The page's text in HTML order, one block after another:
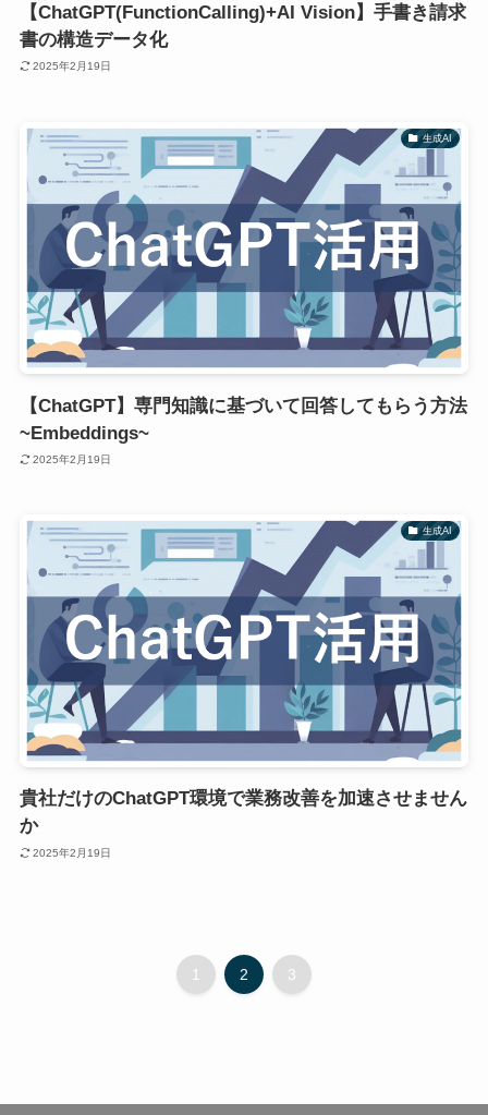
【ChatGPT(FunctionCalling)+AI Vision】手書き請求
書の構造データ化
2025年2月19日
生成AI
【ChatGPT】専門知識に基づいて回答してもらう方法
~Embeddings~
2025年2月19日
生成AI
貴社だけのChatGPT環境で業務改善を加速させません
か
2025年2月19日
1 2 3